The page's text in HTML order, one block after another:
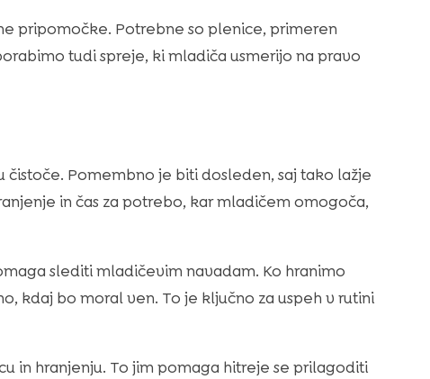
pripomočke. Potrebne so plenice, primeren
tudi spreje, ki mladiča usmerijo na pravo
Pomembno je biti dosleden, saj tako lažje
in čas za potrebo, kar mladičem omogoča,
slediti mladičevim navadam. Ko hranimo
kdaj bo moral ven. To je ključno za uspeh v rutini
in hranjenju. To jim pomaga hitreje se prilagoditi